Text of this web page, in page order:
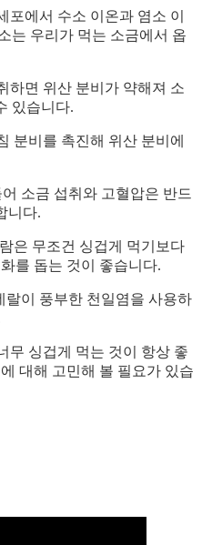
포에서 수소 이온과 염소 이
는 우리가 먹는 소금에서 옵
하면 위산 분비가 약해져 소
있습니다.
분비를 촉진해 위산 분비에
소금 섭취와 고혈압은 반드
니다.
은 무조건 싱겁게 먹기보다
를 돕는 것이 좋습니다.
랄이 풍부한 천일염을 사용하
무 싱겁게 먹는 것이 항상 좋
대해 고민해 볼 필요가 있습